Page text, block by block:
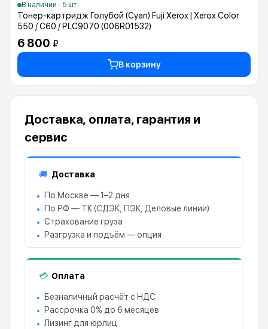
В наличии · 5 шт.
Тонер-картридж Голубой (Cyan) Fuji Xerox | Xerox Color
550 / C60 / PLC9070 (006R01532)
6 800 ₽
В корзину
Доставка, оплата, гарантия и
сервис
🚚 Доставка
По Москве — 1–2 дня
По РФ — ТК (СДЭК, ПЭК, Деловые линии)
Страхование груза
Разгрузка и подъём — опция
💳 Оплата
Безналичный расчёт с НДС
Рассрочка 0% до 6 месяцев
Лизинг для юрлиц